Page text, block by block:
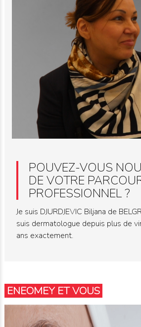
POUVEZ-VOUS
DE VOTRE
PROFESSIONNEL ?
Je suis DJURDJEVIC Biljana de
suis dermatologue depuis plus de
ans exactement.
ENEOMEY ET VOUS